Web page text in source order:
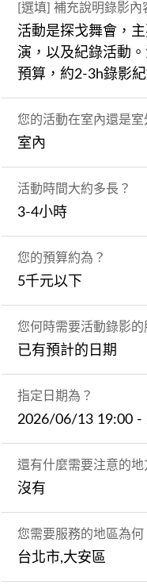
[選填] 補充說明錄影
活動是探戈舞會，
演，以及紀錄活動
預算，約2-3h錄影
您的活動在室內還是室
室內
活動時間大約多長？
3-4小時
您的預算約為？
5千元以下
您何時需要活動錄影的
已有預計的日期
指定日期為？
2026/06/13 19:00 -
還有什麼需要注意的地
沒有
您需要服務的地區為何
台北市,大安區